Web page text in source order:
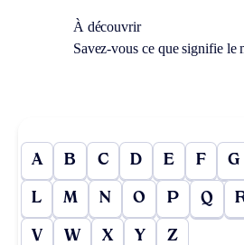
À découvrir
Savez-vous ce que signifie le
A B C D E F G
L M N O P Q
V W X Y Z